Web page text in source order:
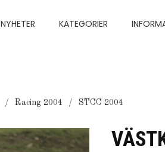
NYHETER KATEGORIER
Racing 2004 STCC 2004